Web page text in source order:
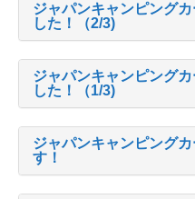
ジャパンキャンピング
した！（2/3)
ジャパンキャンピング
した！（1/3)
ジャパンキャンピング
す！